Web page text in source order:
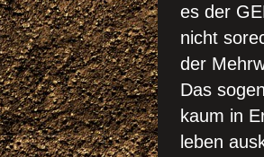
es der
nicht
der
Das
kaum in
leben